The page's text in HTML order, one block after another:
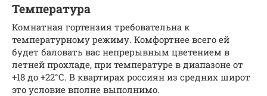
Температура
Комнатная гортензия требовательна к
температурному режиму. Комфортнее всего ей
будет баловать вас непрерывным цветением в
летней прохладе, при температуре в диапазоне от
+18 до +22°С. В квартирах россиян из средних широт
это условие вполне выполнимо.